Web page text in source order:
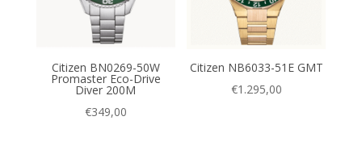
Citizen BN0269-50W
Promaster Eco-Drive
Diver 200M
€349,00
Citizen NB6033-51E GMT
€1.295,00